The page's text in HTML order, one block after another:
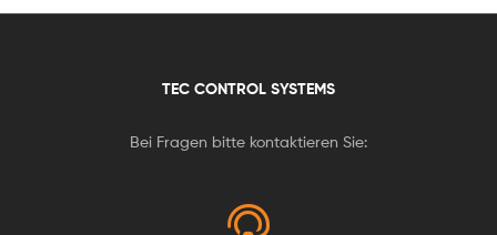
TEC CONTROL SYSTEMS
Bei Fragen bitte kontaktieren Sie: